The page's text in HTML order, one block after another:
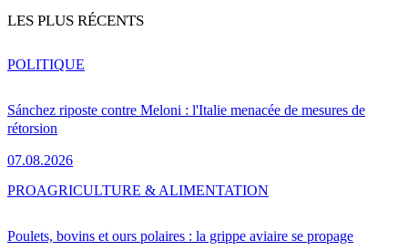
LES PLUS RÉCENTS
Sánchez riposte contre Meloni : l'Italie menacée de mesures de
rétorsion
07.08.2026
POLITIQUE
Poulets, bovins et ours polaires : la grippe aviaire se propage
PROAGRICULTURE & ALIMENTATION